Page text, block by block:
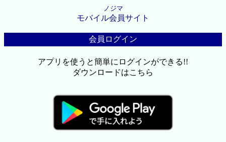
ノジマ
モバイル会員サイト
会員ログイン
アプリを使うと簡単にログインができる!!
ダウンロードはこちら